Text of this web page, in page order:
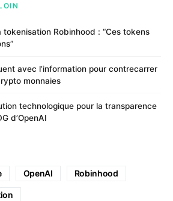
tokenisation Robinhood : “Ces tokens
avec l’information pour contrecarrer
monnaies
technologique pour la transparence
d’OpenAI
OpenAI Robinhood